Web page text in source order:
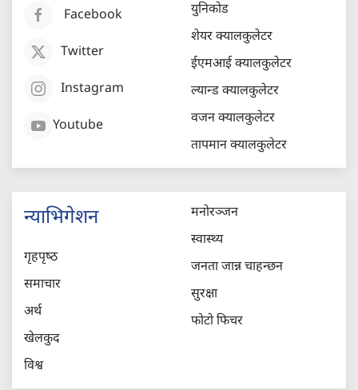
Facebook
Twitter
Instagram
Youtube
युनिकोड
शेयर क्यालकुलेटर
ईएमआई क्यालकुलेटर
ल्यान्ड क्यालकुलेटर
वजन क्यालकुलेटर
तापमान क्यालकुलेटर
न्याभिगेशन
गृहपृष्‍ठ
समाचार
अर्थ
खेलकुद
विश्व
मनोरञ्जन
स्वास्थ्य
जनता जान्न चाहन्छन
सुरक्षा
फोटो फिचर